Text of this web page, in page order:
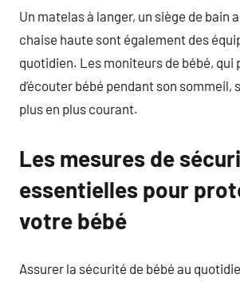
Un matelas à langer, un siège de bain
chaise haute sont également des
quotidien. Les moniteurs de bébé,
d’écouter bébé pendant son sommeil,
plus en plus courant.
Les mesures de
essentielles pour
votre bébé
Assurer la sécurité de bébé au